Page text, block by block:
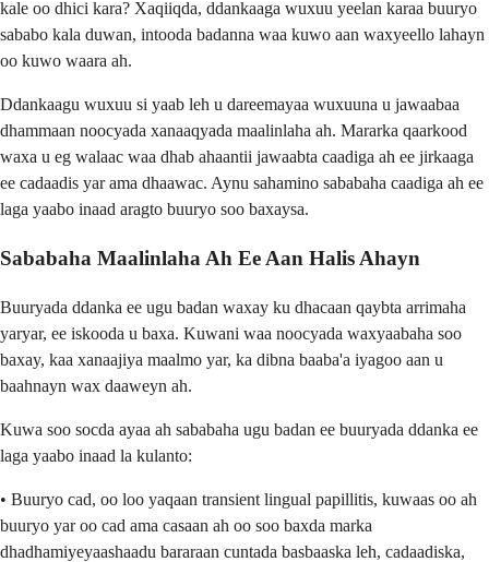
kale oo dhici kara? Xaqiiqda, ddankaaga wuxuu yeelan karaa buuryo
sababo kala duwan, intooda badanna waa kuwo aan waxyeello lahayn
oo kuwo waara ah.
Ddankaagu wuxuu si yaab leh u dareemayaa wuxuuna u jawaabaa
dhammaan noocyada xanaaqyada maalinlaha ah. Mararka qaarkood
waxa u eg walaac waa dhab ahaantii jawaabta caadiga ah ee jirkaaga
ee cadaadis yar ama dhaawac. Aynu sahamino sababaha caadiga ah ee
laga yaabo inaad aragto buuryo soo baxaysa.
Sababaha Maalinlaha Ah Ee Aan Halis Ahayn
Buuryada ddanka ee ugu badan waxay ku dhacaan qaybta arrimaha
yaryar, ee iskooda u baxa. Kuwani waa noocyada waxyaabaha soo
baxay, kaa xanaajiya maalmo yar, ka dibna baaba'a iyagoo aan u
baahnayn wax daaweyn ah.
Kuwa soo socda ayaa ah sababaha ugu badan ee buuryada ddanka ee
laga yaabo inaad la kulanto:
• Buuryo cad, oo loo yaqaan transient lingual papillitis, kuwaas oo ah
buuryo yar oo cad ama casaan ah oo soo baxda marka
dhadhamiyeyaashaadu bararaan cuntada basbaaska leh, cadaadiska,